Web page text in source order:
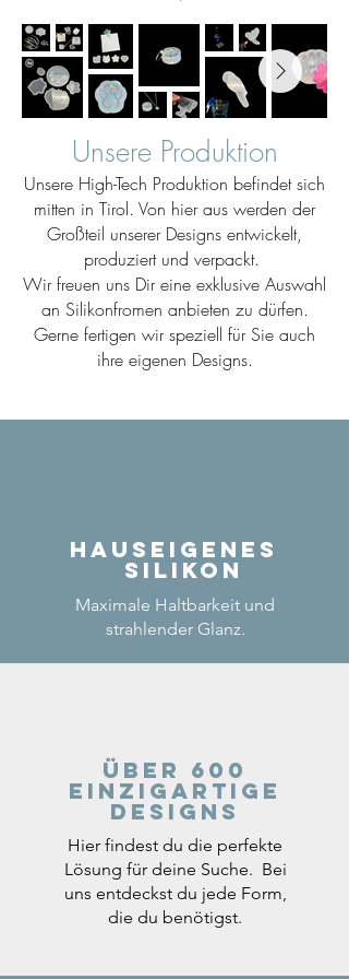
Unsere Produktion
Unsere High-Tech Produktion befindet sich
mitten in Tirol. Von hier aus werden der
Großteil unserer Designs entwickelt,
produziert und verpackt.
Wir freuen uns Dir eine exklusive Auswahl
an Silikonfromen anbieten zu dürfen.
Gerne fertigen wir speziell für Sie auch
ihre eigenen Designs.
Hauseigenes
Silikon
Maximale Haltbarkeit und
strahlender Glanz.
Über 600
einzigartige
Designs
Hier findest du die perfekte
Lösung für deine Suche. Bei
uns entdeckst du jede Form,
die du benötigst.